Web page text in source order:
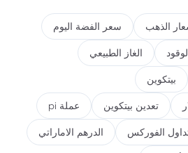
الذهب سعر الفضة اليوم
الغاز الطبيعي
بيتكوين
تعدين بيتكوين عملة pi
الفوركس الدرهم الاماراتي